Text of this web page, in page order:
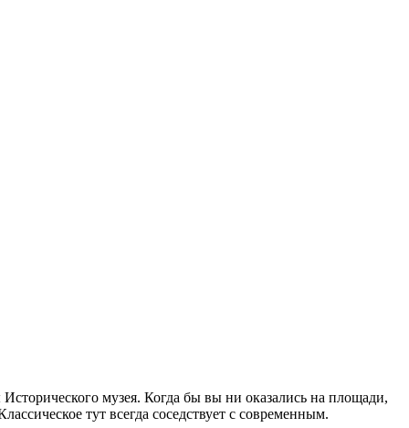
музея. Когда бы вы ни оказались на площади,
тут всегда соседствует с современным.